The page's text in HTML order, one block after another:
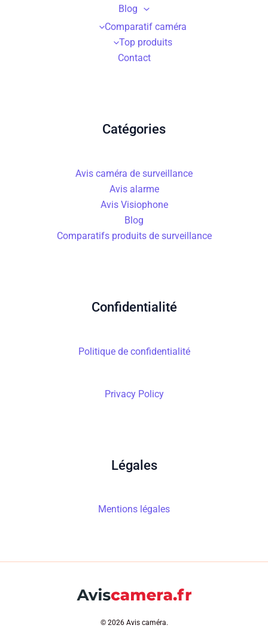
Blog
Comparatif caméra
Top produits
Contact
Catégories
Avis caméra de surveillance
Avis alarme
Avis Visiophone
Blog
Comparatifs produits de surveillance
Confidentialité
Politique de confidentialité
Privacy Policy
Légales
Mentions légales
© 2026 Avis caméra.